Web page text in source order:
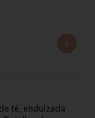
té, endulzada